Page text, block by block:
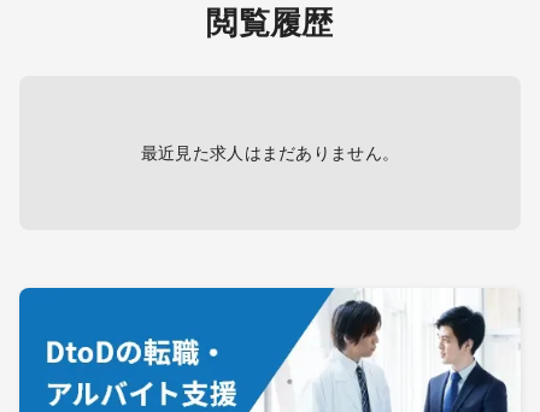
閲覧履歴
最近見た求人はまだありません。